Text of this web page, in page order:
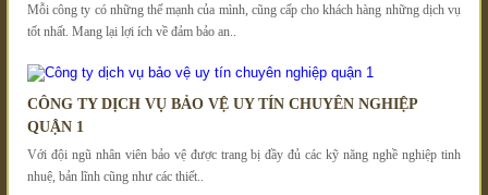
Mỗi công ty có những thế mạnh của mình, cũng cấp cho khách hàng những dịch vụ
tốt nhất. Mang lại lợi ích về đảm bảo an..
CÔNG TY DỊCH VỤ BẢO VỆ UY TÍN CHUYÊN NGHIỆP
QUẬN 1
Với đội ngũ nhân viên bảo vệ được trang bị đầy đủ các kỹ năng nghề nghiệp tinh
nhuệ, bản lĩnh cũng như các thiết..